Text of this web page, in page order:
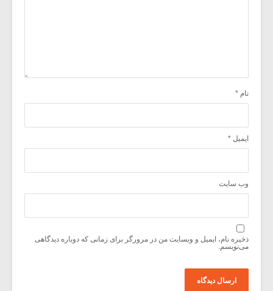
نام *
ایمیل *
وب‌ سایت
ذخیره نام، ایمیل و وبسایت من در مرورگر برای زمانی که دوباره دیدگاهی
می‌نویسم.